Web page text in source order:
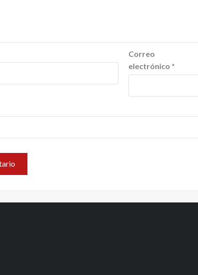
Correo
electrónico *